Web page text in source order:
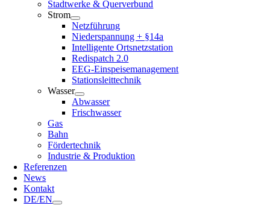
Stadtwerke & Querverbund
Strom
Netzführung
Niederspannung + §14a
Intelligente Ortsnetzstation
Redispatch 2.0
EEG-Einspeisemanagement
Stationsleittechnik
Wasser
Abwasser
Frischwasser
Gas
Bahn
Fördertechnik
Industrie & Produktion
Referenzen
News
Kontakt
DE/EN